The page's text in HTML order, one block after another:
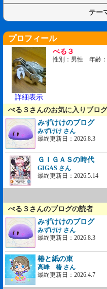
テー
プロフィール
詳細表示
ぺる３
性別：男性 年齢
ぺる３さんのお気に入りブログ
みずけけのブログ
みずけけ さん
最終更新日：2026.8.3
ＧＩＧＡＳの時代
GIGAS さん
最終更新日：2026.5.14
ぺる３さんのブログの読者
みずけけのブログ
みずけけ さん
最終更新日：2026.8.3
椿と紙の束
高峰 椿 さん
最終更新日：2026.4.7